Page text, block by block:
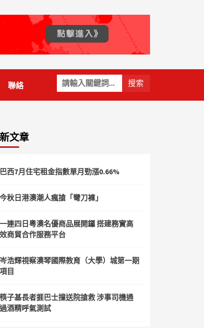
關
鍵
字:
聯絡
文章
巴西7月住宅租金指數單月勁漲0.66%
今秋日港澳潮人瘋搶「彎刀褲」
一連四日粵澳名優商品展開鑼 搭建務實高
效商貿合作服務平台
岑浩輝視察澳琴國際教育（大學）城第一期
項目
筷子基長者捱巴士撞送院搶救 涉事司機通
過酒精呼氣測試